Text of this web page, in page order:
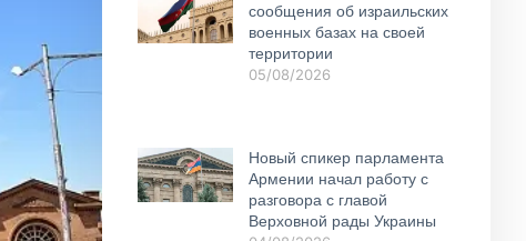
сообщения об израильских
военных базах на своей
территории
05/08/2026
Новый спикер парламента
Армении начал работу с
разговора с главой
Верховной рады Украины